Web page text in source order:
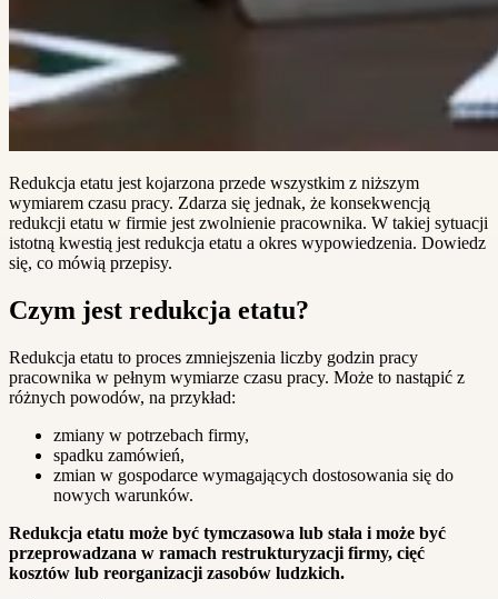
Redukcja etatu jest kojarzona przede wszystkim z niższym
wymiarem czasu pracy. Zdarza się jednak, że konsekwencją
redukcji etatu w firmie jest zwolnienie pracownika. W takiej sytuacji
istotną kwestią jest redukcja etatu a okres wypowiedzenia. Dowiedz
się, co mówią przepisy.
Czym jest redukcja etatu?
Redukcja etatu to proces zmniejszenia liczby godzin pracy
pracownika w pełnym wymiarze czasu pracy. Może to nastąpić z
różnych powodów, na przykład:
zmiany w potrzebach firmy,
spadku zamówień,
zmian w gospodarce wymagających dostosowania się do
nowych warunków.
Redukcja etatu może być tymczasowa lub stała i może być
przeprowadzana w ramach restrukturyzacji firmy, cięć
kosztów lub reorganizacji zasobów ludzkich.